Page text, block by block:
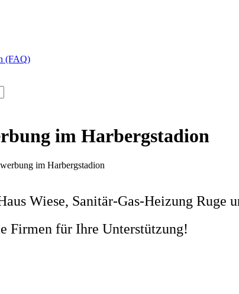
(FAQ)
im Harbergstadion
im Harbergstadion
Wiese, Sanitär-Gas-Heizung Ruge
Firmen für Ihre Unterstützung!